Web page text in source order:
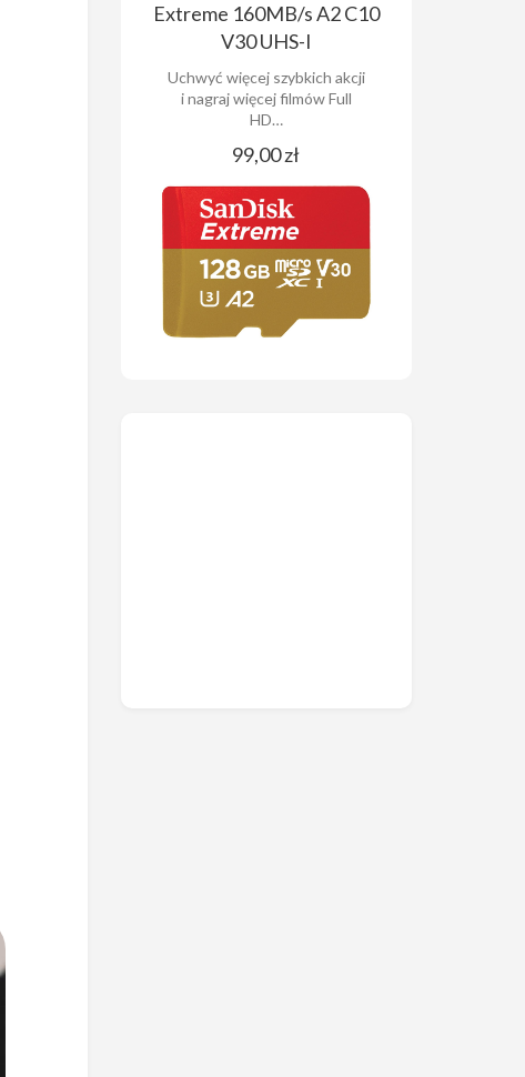
Extreme 160MB/s A2 C10
V30 UHS-I
Uchwyć więcej szybkich akcji
i nagraj więcej filmów Full
HD…
99,00 zł